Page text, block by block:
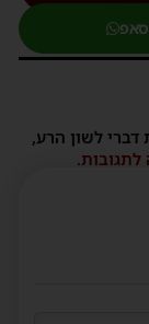
לשון הרע,